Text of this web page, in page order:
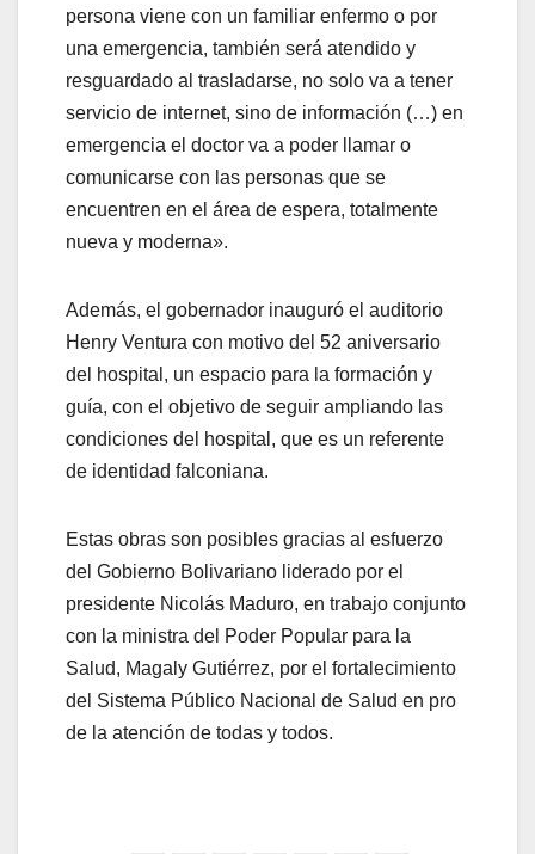
persona viene con un familiar enfermo o por
una emergencia, también será atendido y
resguardado al trasladarse, no solo va a tener
servicio de internet, sino de información (…) en
emergencia el doctor va a poder llamar o
comunicarse con las personas que se
encuentren en el área de espera, totalmente
nueva y moderna».
Además, el gobernador inauguró el auditorio
Henry Ventura con motivo del 52 aniversario
del hospital, un espacio para la formación y
guía, con el objetivo de seguir ampliando las
condiciones del hospital, que es un referente
de identidad falconiana.
Estas obras son posibles gracias al esfuerzo
del Gobierno Bolivariano liderado por el
presidente Nicolás Maduro, en trabajo conjunto
con la ministra del Poder Popular para la
Salud, Magaly Gutiérrez, por el fortalecimiento
del Sistema Público Nacional de Salud en pro
de la atención de todas y todos.